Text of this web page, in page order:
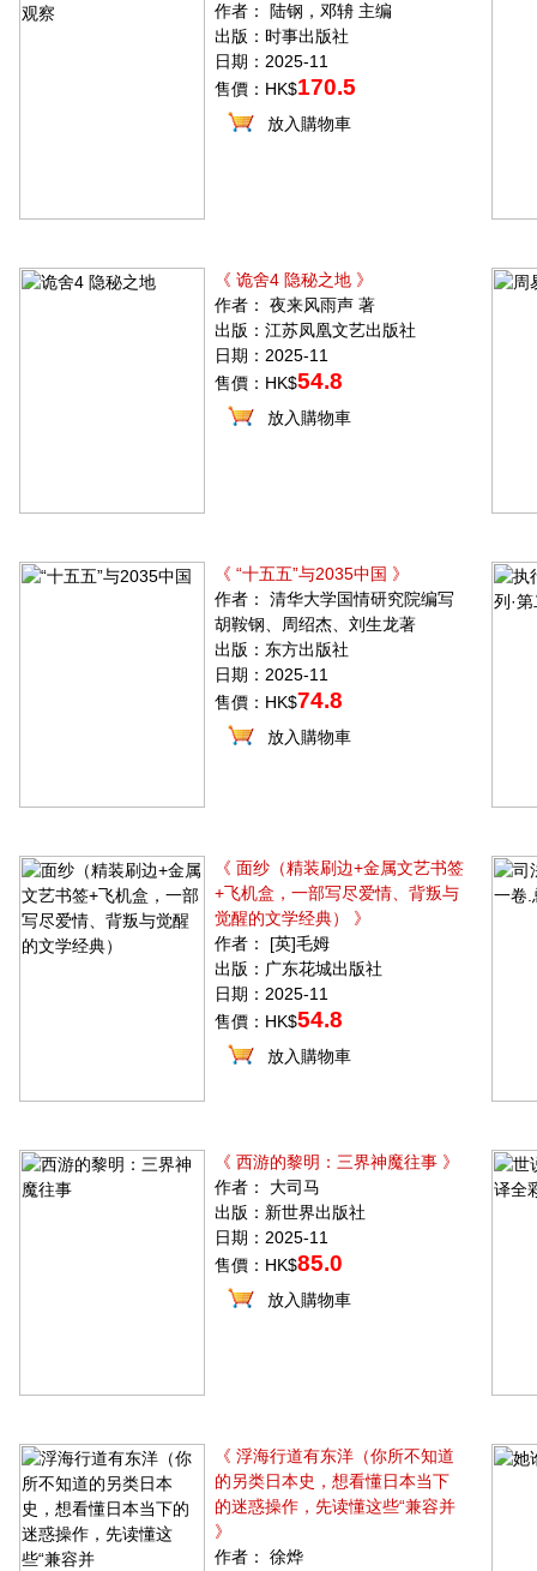
作者： 陆钢，邓辀 主编
出版：时事出版社
日期：2025-11
售價：HK$170.5
放入購物車
《 诡舍4 隐秘之地 》
作者： 夜来风雨声 著
出版：江苏凤凰文艺出版社
日期：2025-11
售價：HK$54.8
放入購物車
《 “十五五”与2035中国 》
作者： 清华大学国情研究院编写
胡鞍钢、周绍杰、刘生龙著
出版：东方出版社
日期：2025-11
售價：HK$74.8
放入購物車
《 面纱（精装刷边+金属文艺书签
+飞机盒，一部写尽爱情、背叛与
觉醒的文学经典） 》
作者： [英]毛姆
出版：广东花城出版社
日期：2025-11
售價：HK$54.8
放入購物車
《 西游的黎明：三界神魔往事 》
作者： 大司马
出版：新世界出版社
日期：2025-11
售價：HK$85.0
放入購物車
《 浮海行道有东洋（你所不知道
的另类日本史，想看懂日本当下
的迷惑操作，先读懂这些“兼容并
》
作者： 徐烨